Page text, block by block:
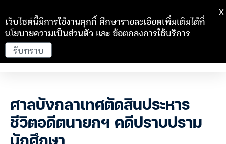
ศาลบังกลาเทศตัดสินประหาร
ชีวิตอดีตนายกฯ คดีปราบปราม
เว็บไซต์นี้มีการใช้งานคุกกี้ ศึกษารายละเอียดเพิ่มเติมได้ที่
นโยบายความเป็นส่วนตัว และข้อตกลงการใช้บริการ
รับทราบ
X